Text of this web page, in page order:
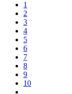
1
2
3
4
5
6
7
8
9
10